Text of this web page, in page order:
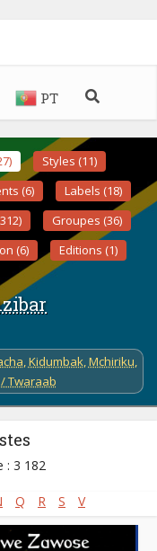
PT
Styles (11)
(6)
Labels (18)
Groupes (36)
(6) Editions (1)
,Kidumbak,Mchiriku,
Twaraab
: 3 182
Q R S V